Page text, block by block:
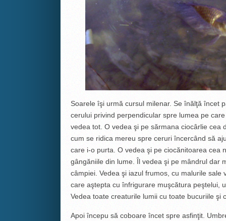
Soarele îşi urmă cursul milenar. Se înălţă încet
cerului privind perpendicular spre lumea pe
vedea tot. O vedea şi pe sărmana ciocârlie
cum se ridica mereu spre ceruri încercând să
care i-o purta. O vedea şi pe ciocănitoarea cea
gângăniile din lume. Îl vedea şi pe mândrul dar
câmpiei. Vedea şi iazul frumos, cu malurile
care aştepta cu înfrigurare muşcătura peştelui,
Vedea toate creaturile lumii cu toate bucuriile şi
Apoi începu să coboare încet spre asfinţit.